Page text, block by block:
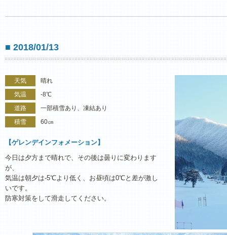
■ 2018/01/13
天気
晴れ
気温
-8℃
道路
一部積雪あり、凍結あり
積雪
60㎝
【ゲレンデインフォメーション】
今日は夕方まで晴れで、その後は曇りに変わります
が、
気温は朝夕は-5℃より低く、お昼頃は0℃と差が激し
いです。
防寒対策をして滑走してください。